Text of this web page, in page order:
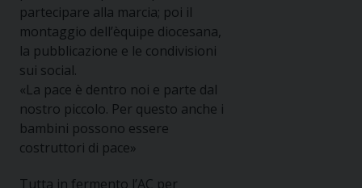
partecipare alla marcia; poi il
montaggio dell’èquipe diocesana,
la pubblicazione e le condivisioni
sui social.
«La pace è dentro noi e parte dal
nostro piccolo. Per questo anche i
bambini possono essere
costruttori di pace»
Tutta in fermento l’AC per